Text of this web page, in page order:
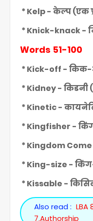
* Kelp - केल्प (एक
* Knick-knack -
Words 51-100
* Kick-off -
* Kidney - किडनी
* Kinetic -
* Kingfisher -
* Kingdom
* King-size -
* Kissable -
Also read : LBA
7.Authorship